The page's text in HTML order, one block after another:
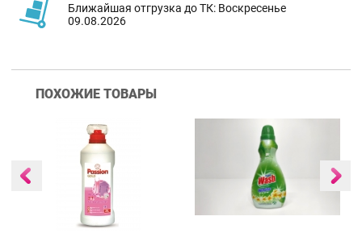
Ближайшая отгрузка до ТК: Воскресенье
09.08.2026
ПОХОЖИЕ ТОВАРЫ